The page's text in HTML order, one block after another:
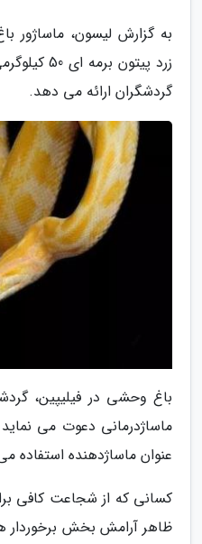
به گزارش لیسون، ماساژور
زرد پیتون
گردشگران ارائه می دهد.
باغ وحشی در فیلیپین،
ماساژدرمانی دعوت می
عنوان ماساژدهنده استفاده
کسانی که از شجاعت کافی
ظاهر آرامش بخش برخوردار